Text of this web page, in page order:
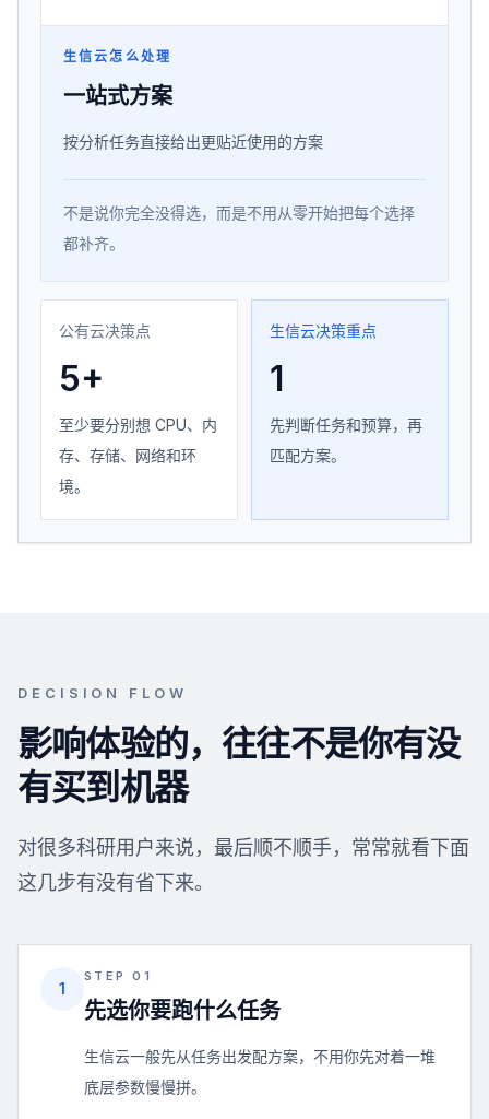
生信云怎么处理
一站式方案
按分析任务直接给出更贴近使用的方案
不是说你完全没得选，而是不用从零开始把每个选择
都补齐。
公有云决策点
5+
至少要分别想 CPU、内
存、存储、网络和环
境。
生信云决策重点
1
先判断任务和预算，再
匹配方案。
DECISION FLOW
影响体验的，往往不是你有没
有买到机器
对很多科研用户来说，最后顺不顺手，常常就看下面
这几步有没有省下来。
1
STEP 01
先选你要跑什么任务
生信云一般先从任务出发配方案，不用你先对着一堆
底层参数慢慢拼。